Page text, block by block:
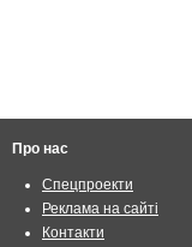
Про нас
Спецпроекти
Реклама на сайті
Контакти